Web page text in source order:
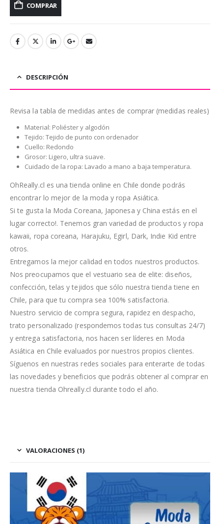
COMPRAR
DESCRIPCIÓN
Revisa la tabla de medidas antes de comprar (medidas reales)
Material: Poliéster y algodón
Tejido: Tejido de punto con ordenador
Cuello: Redondo
Grosor: Ligero, ultra suave.
Cuidado de la ropa: Lavado a mano a baja temperatura.
OhReally.cl es una tienda online en Chile donde podrás
encontrar lo mejor de la moda y ropa Asiática.
Si te gusta la Moda Coreana, Japonesa y China estás en el
lugar correcto!. Tenemos gran variedad de productos y ropa
kawaii, ropa coreana, Harajuku, Egirl, Dark, Indie Kid entre
otros.
Entregamos la mejor calidad en todos nuestros productos.
Nos preocupamos que el vestuario sea de elite: diseños,
confección, telas y tejidos que sólo nuestra tienda tiene en
Chile, para que tu compra sea 100% satisfactoria.
Nuestro servicio de compra segura, rapidez en despacho,
trato personalizado (respondemos todas tus consultas 24/7)
y entrega satisfactoria, nos hacen ser líderes en Moda
Asiática en Chile evaluados por nuestros propios clientes.
Síguenos en nuestras redes sociales para enterarte de todas
las novedades y beneficios que podrás obtener al comprar en
nuestra tienda Ohreally.cl durante todo el año.
VALORACIONES (1)